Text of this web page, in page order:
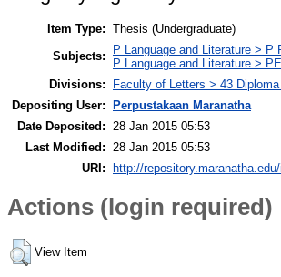
Item Type: Thesis (Undergraduate)
Subjects:
P Language and Literature > P
P Language and Literature >
Divisions:
Faculty of Letters > 43
Depositing User:
Perpustakaan Maranatha
Date Deposited:
28 Jan 2015 05:53
Last Modified:
28 Jan 2015 05:53
URI:
http://
Actions (login required)
View Item